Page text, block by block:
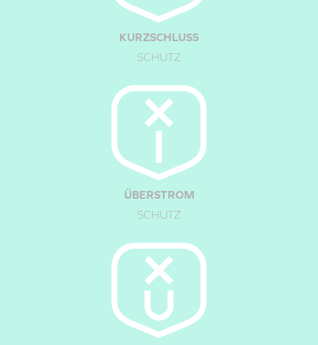
Schritt 1:
KURZSCHLUSS
SCHUTZ
ÜBERSTROM
SCHUTZ